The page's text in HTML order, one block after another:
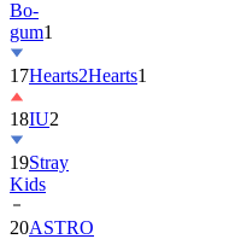
17Hearts2Hearts
18IU2
19Stray
Kids
20ASTRO
21EXO